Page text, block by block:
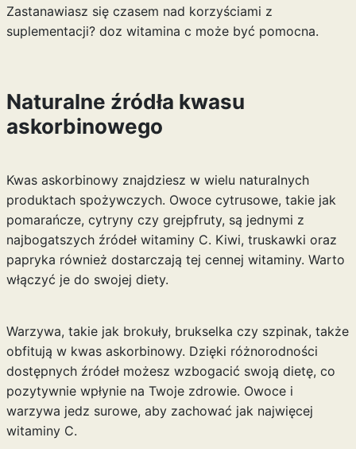
Zastanawiasz się czasem nad korzyściami z
suplementacji? doz witamina c może być pomocna.
Naturalne źródła kwasu
askorbinowego
Kwas askorbinowy znajdziesz w wielu naturalnych
produktach spożywczych. Owoce cytrusowe, takie jak
pomarańcze, cytryny czy grejpfruty, są jednymi z
najbogatszych źródeł witaminy C. Kiwi, truskawki oraz
papryka również dostarczają tej cennej witaminy. Warto
włączyć je do swojej diety.
Warzywa, takie jak brokuły, brukselka czy szpinak, także
obfitują w kwas askorbinowy. Dzięki różnorodności
dostępnych źródeł możesz wzbogacić swoją dietę, co
pozytywnie wpłynie na Twoje zdrowie. Owoce i
warzywa jedz surowe, aby zachować jak najwięcej
witaminy C.